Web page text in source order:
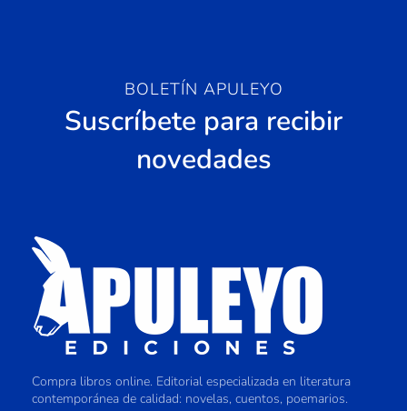
BOLETÍN APULEYO
Suscríbete para recibir
novedades
Compra libros online. Editorial especializada en literatura
contemporánea de calidad: novelas, cuentos, poemarios.